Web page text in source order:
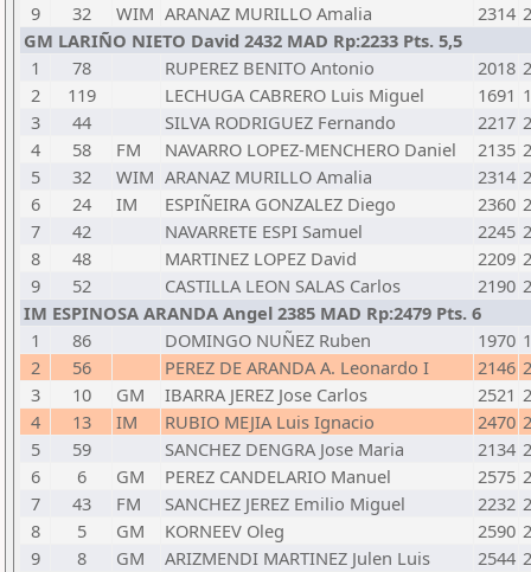
9
32 WIM ARANAZ MURILLO Amalia 2314
GM LARIÑO NIETO David 2432 MAD Rp:2233 Pts. 5,5
1
78 RUPEREZ BENITO Antonio 2018
2
119 LECHUGA CABRERO Luis Miguel 1691
3
44 SILVA RODRIGUEZ Fernando 2217
4
58 FM NAVARRO LOPEZ-MENCHERO Daniel 2135
5
32 WIM ARANAZ MURILLO Amalia 2314
6
24 IM ESPIÑEIRA GONZALEZ Diego 2360
7
42 NAVARRETE ESPI Samuel 2245
8
48 MARTINEZ LOPEZ David 2209
9
52 CASTILLA LEON SALAS Carlos 2190
IM ESPINOSA ARANDA Angel 2385 MAD Rp:2479 Pts. 6
1
86 DOMINGO NUÑEZ Ruben 1970
2
56 PEREZ DE ARANDA A. Leonardo I 2146
3
10 GM IBARRA JEREZ Jose Carlos 2521
4
13 IM RUBIO MEJIA Luis Ignacio 2470
5
59 SANCHEZ DENGRA Jose Maria 2134
6
6 GM PEREZ CANDELARIO Manuel 2575
7
43 FM SANCHEZ JEREZ Emilio Miguel 2232
8
5 GM KORNEEV Oleg 2590
9
8 GM ARIZMENDI MARTINEZ Julen Luis 2544